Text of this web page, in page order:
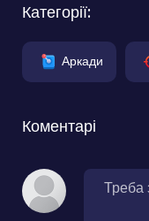
Категорії:
Аркади
Коментарі
Треба